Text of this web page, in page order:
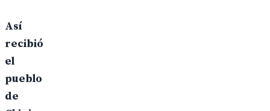
Así
recibió
el
pueblo
de